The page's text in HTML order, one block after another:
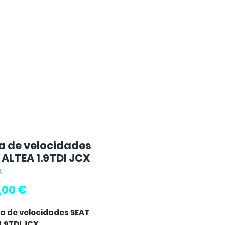
de velocidades
1.9TDI JCX
€
de velocidades SEAT